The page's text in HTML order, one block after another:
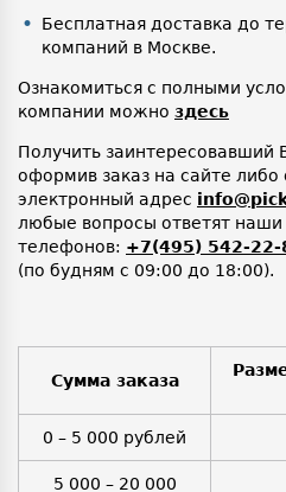
Бесплатная доставка до
компаний в Москве.
Ознакомиться с полными
компании можно здесь
Получить заинтересовавший
оформив заказ на сайте либо
электронный адрес
любые вопросы ответят
телефонов: +7(495) 542-22-
(по будням с 09:00 до 18:00).
Сумма заказа
0 – 5 000 рублей
5 000 – 20 000